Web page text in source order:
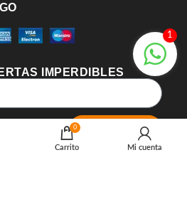
IMPERDIBLES
SUSCRIBIRME
1
0
Carrito Mi cuenta